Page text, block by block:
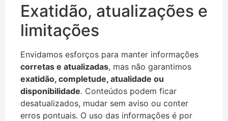
Exatidão, atualizações e
limitações
Envidamos esforços para manter informações
corretas e atualizadas, mas não garantimos
exatidão, completude, atualidade ou
disponibilidade. Conteúdos podem ficar
desatualizados, mudar sem aviso ou conter
erros pontuais. O uso das informações é por